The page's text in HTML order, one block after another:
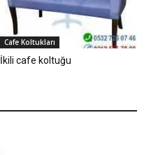
Cafe Koltukları
İkili cafe koltuğu